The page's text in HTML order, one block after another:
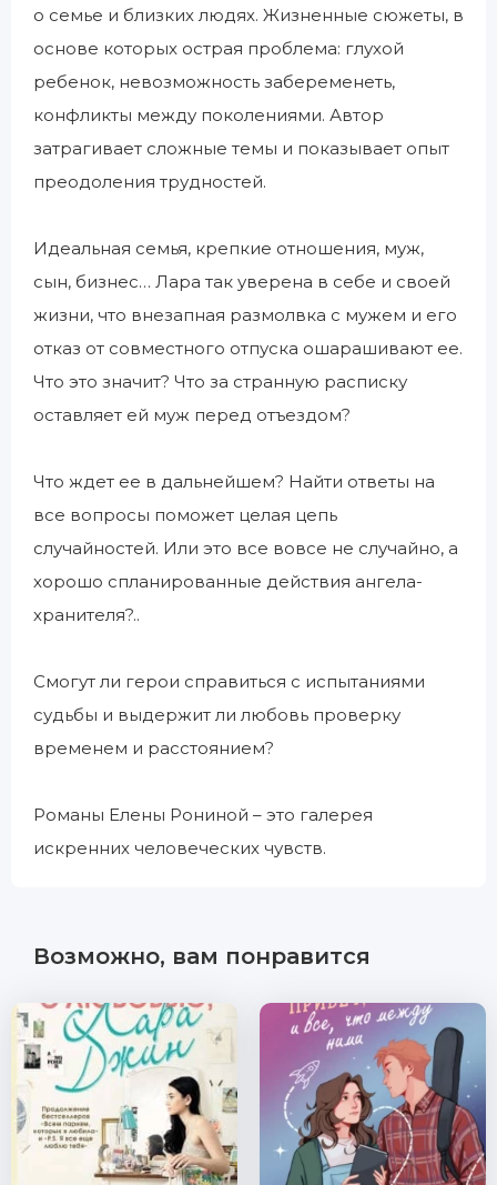
о семье и близких людях. Жизненные сюжеты, в
основе которых острая проблема: глухой
ребенок, невозможность забеременеть,
конфликты между поколениями. Автор
затрагивает сложные темы и показывает опыт
преодоления трудностей.
Идеальная семья, крепкие отношения, муж,
сын, бизнес… Лара так уверена в себе и своей
жизни, что внезапная размолвка с мужем и его
отказ от совместного отпуска ошарашивают ее.
Что это значит? Что за странную расписку
оставляет ей муж перед отъездом?
Что ждет ее в дальнейшем? Найти ответы на
все вопросы поможет целая цепь
случайностей. Или это все вовсе не случайно, а
хорошо спланированные действия ангела-
хранителя?..
Смогут ли герои справиться с испытаниями
судьбы и выдержит ли любовь проверку
временем и расстоянием?
Романы Елены Рониной – это галерея
искренних человеческих чувств.
Возможно, вам понравится